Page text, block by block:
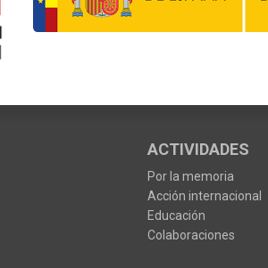
ACTIVIDADES
Por la memoria
Acción internacional
Educación
Colaboraciones